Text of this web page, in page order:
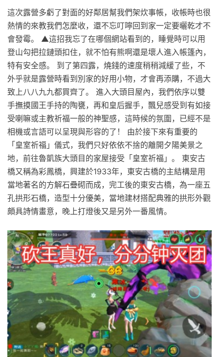
這次露營多虧了對面的好鄰居幫我們架炊事帳，收帳時也很
熱情的來教我們怎麼收，還不忘叮嚀回到家一定要曬乾才不
會發霉。 ▲這招我忘了在哪個網站看到的，睡覺時可以用
登山勾把拉鏈頭扣住，就不怕有熊啊還是壞人進入帳篷內，
特有安全感。 到了第四露，燒錢的速度稍稍減緩了些，不
外乎就是露營時看到別家的好用小物，才會再添購，不過大
致上八八九九都買齊了。 進入大頭目屋內，我們依序以雙
手撫摸國王手持的陶甕，再和皇后握手，飄兒感受到有如接
受喇嘛或主教祈福一般的神聖感，這時候的氛圍，已經不是
相機或言語可以呈現與形容的了！ 由於接下來有重要的
「皇室祈福」儀式，我們只好依依不捨的離開夕陽美景之
地，前往魯凱族大頭目的家屋接受「皇室祈福」。 東安古
橋又稱為彩鳳橋，興建於1933年，東安古橋的主結構是用
當地著名的方解石疊砌而成，完工後的東安古橋，為一座五
孔拱形石橋，造型十分優美，當地建材搭配典雅的拱形外觀
頗具詩情畫意，晚上打燈後又是另外一番風情。